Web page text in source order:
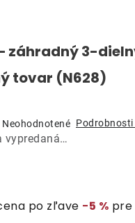
– záhradný 3-
tovar (N628)
Neohodnotené
vypredaná…
po zľave −5 % pre